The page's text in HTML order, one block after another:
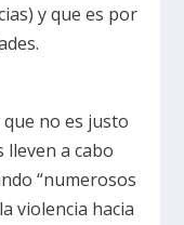
y que es por
no es justo
lleven a cabo
“numerosos
violencia hacia